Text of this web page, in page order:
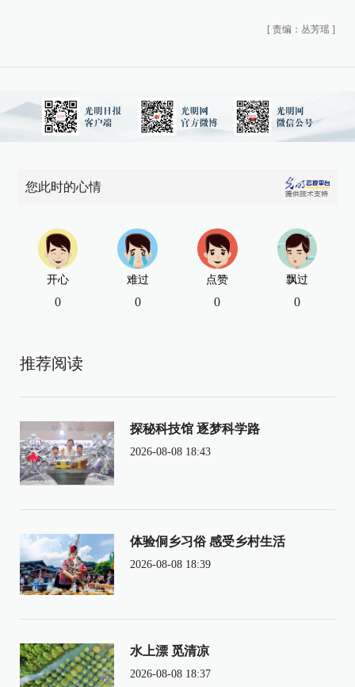
[ 责编：丛芳瑶 ]
您此时的心情
开心
0
难过
0
点赞
0
飘过
0
推荐阅读
探秘科技馆 逐梦科学路
2026-08-08 18:43
体验侗乡习俗 感受乡村生活
2026-08-08 18:39
水上漂 觅清凉
2026-08-08 18:37